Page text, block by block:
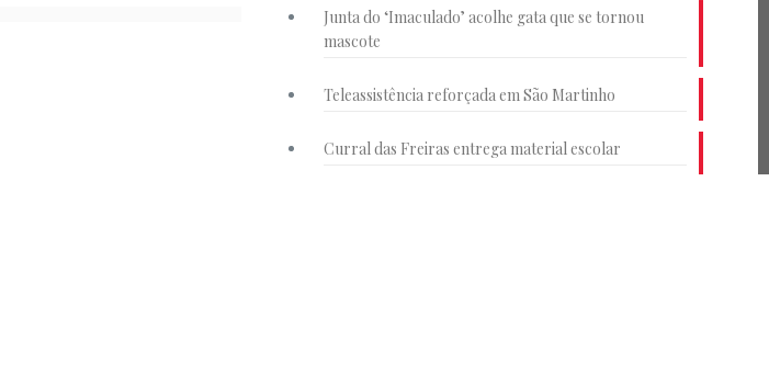
Junta do ‘Imaculado’ acolhe gata que se tornou
mascote
Teleassistência reforçada em São Martinho
Curral das Freiras entrega material escolar